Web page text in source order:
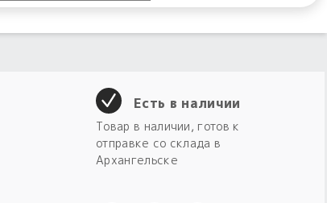
Есть в наличии
Товар в наличии, готов к
отправке со склада в
Архангельске